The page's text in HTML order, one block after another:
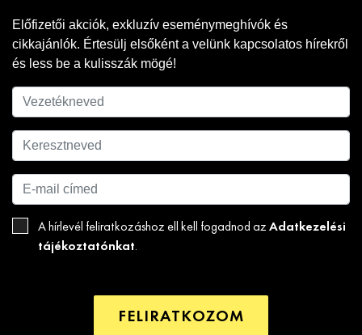
Előfizetői akciók, exkluzív eseménymeghívók és
cikkajánlók. Értesülj elsőként a velünk kapcsolatos hírekről
és less be a kulisszák mögé!
A hírlevél feliratkozáshoz ell kell fogadnod az Adatkezelési
tájékoztatónkat.
FELIRATKOZOM